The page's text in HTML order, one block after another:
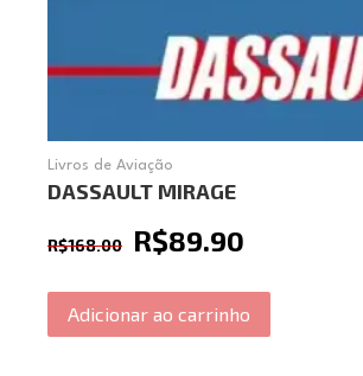
Livros de Aviação
DASSAULT MIRAGE
R$168.00 R$89.90
Adicionar ao carrinho